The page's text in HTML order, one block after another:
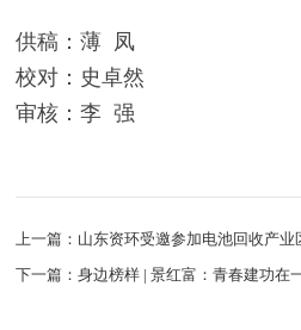
供稿：薄 凤
校对：史卓然
审核：李 强
上一篇：山东资环受邀参加电池回收产业
下一篇：身边榜样 | 景红富：青春建功在